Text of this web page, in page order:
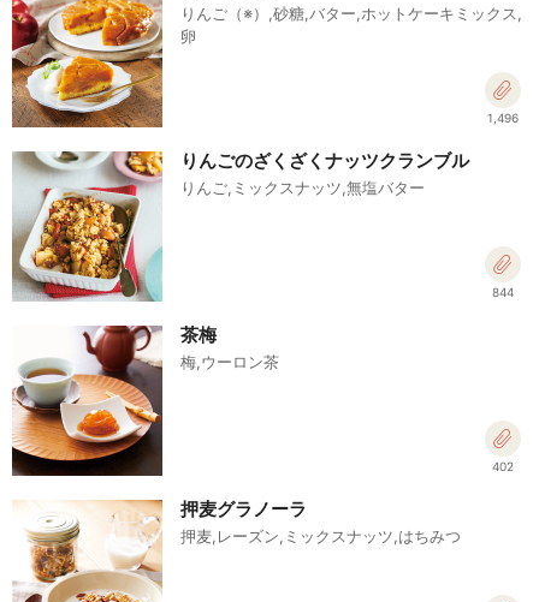
りんご（※）,砂糖,バター,ホットケーキミックス,
卵
1,496
りんごのざくざくナッツクランブル
りんご,ミックスナッツ,無塩バター
844
茶梅
梅,ウーロン茶
402
押麦グラノーラ
押麦,レーズン,ミックスナッツ,はちみつ